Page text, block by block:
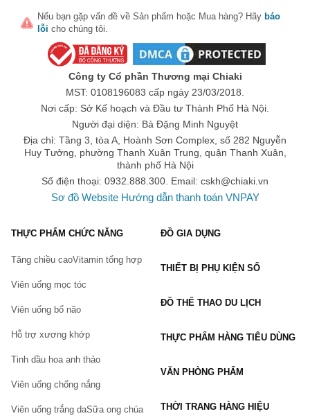
Nếu bạn gặp vấn đề về Sản phẩm hoặc Mua hàng? Hãy báo
lỗi cho chúng tôi.
Công ty Cổ phần Thương mại Chiaki
MST: 0108196083 cấp ngày 23/03/2018.
Nơi cấp: Sở Kế hoạch và Đầu tư Thành Phố Hà Nội.
Người đại diện: Bà Đặng Minh Nguyệt
Địa chỉ: Tầng 3, tòa A, Hoành Sơn Complex, số 282 Nguyễn
Huy Tưởng, phường Thanh Xuân Trung, quận Thanh Xuân,
thành phố Hà Nội
Số điện thoại: 0932.888.300. Email: cskh@chiaki.vn
Sơ đồ Website Hướng dẫn thanh toán VNPAY
THỰC PHẨM CHỨC NĂNG
Tăng chiều caoVitamin tổng hợp
Viên uống mọc tóc
Viên uống bổ não
Hỗ trợ xương khớp
Tinh dầu hoa anh thảo
Viên uống chống nắng
Viên uống trắng daSữa ong chúa
ĐỒ GIA DỤNG
THIẾT BỊ PHỤ KIỆN SỐ
ĐỒ THỂ THAO DU LỊCH
THỰC PHẨM HÀNG TIÊU DÙNG
VĂN PHÒNG PHẨM
THỜI TRANG HÀNG HIỆU